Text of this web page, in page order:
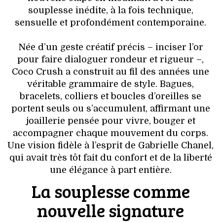
souplesse inédite, à la fois technique,
sensuelle et profondément contemporaine.
Née d’un geste créatif précis – inciser l’or
pour faire dialoguer rondeur et rigueur –,
Coco Crush a construit au fil des années une
véritable grammaire de style. Bagues,
bracelets, colliers et boucles d’oreilles se
portent seuls ou s’accumulent, affirmant une
joaillerie pensée pour vivre, bouger et
accompagner chaque mouvement du corps.
Une vision fidèle à l’esprit de Gabrielle Chanel,
qui avait très tôt fait du confort et de la liberté
une élégance à part entière.
La souplesse comme
nouvelle signature